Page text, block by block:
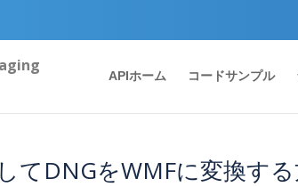
APIホーム コードサンプル
てDNGをWMFに変換す